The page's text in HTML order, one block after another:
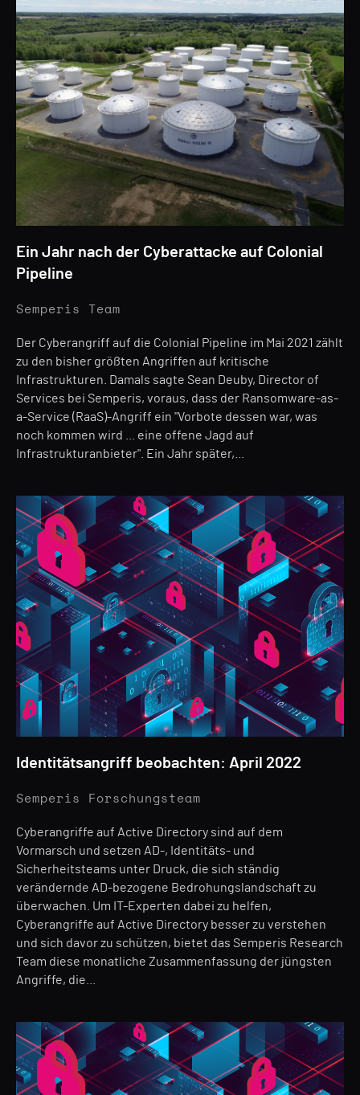
Ein Jahr nach der Cyberattacke auf Colonial
Pipeline
Semperis Team
Der Cyberangriff auf die Colonial Pipeline im Mai 2021 zählt
zu den bisher größten Angriffen auf kritische
Infrastrukturen. Damals sagte Sean Deuby, Director of
Services bei Semperis, voraus, dass der Ransomware-as-
a-Service (RaaS)-Angriff ein "Vorbote dessen war, was
noch kommen wird ... eine offene Jagd auf
Infrastrukturanbieter". Ein Jahr später,...
Identitätsangriff beobachten: April 2022
Semperis Forschungsteam
Cyberangriffe auf Active Directory sind auf dem
Vormarsch und setzen AD-, Identitäts- und
Sicherheitsteams unter Druck, die sich ständig
verändernde AD-bezogene Bedrohungslandschaft zu
überwachen. Um IT-Experten dabei zu helfen,
Cyberangriffe auf Active Directory besser zu verstehen
und sich davor zu schützen, bietet das Semperis Research
Team diese monatliche Zusammenfassung der jüngsten
Angriffe, die...